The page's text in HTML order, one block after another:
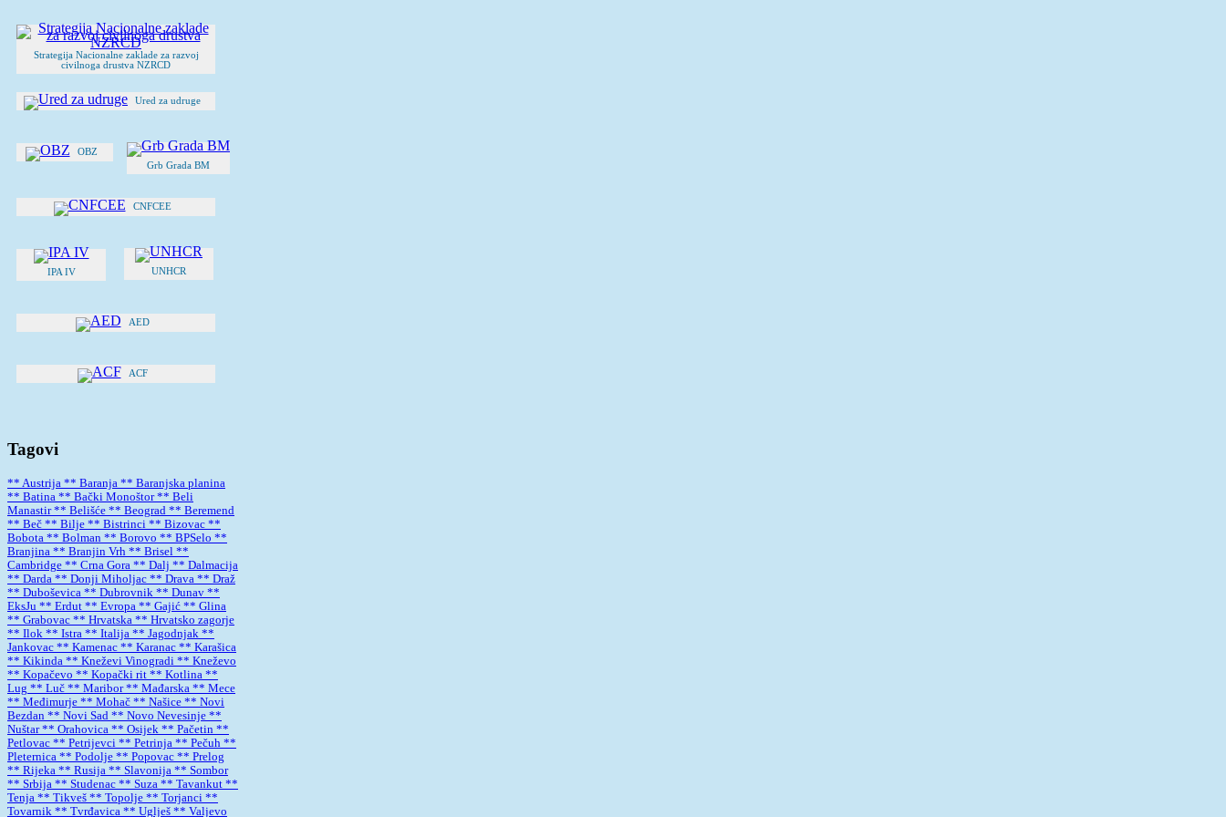
Strategija Nacionalne zaklade za razvoj
civilnoga drustva NZRCD
Ured za udruge
OBZ
Grb Grada BM
CNFCEE
IPA IV UNHCR
AED
ACF
Tagovi
** Austrija ** Baranja ** Baranjska planina
** Batina ** Bački Monoštor** Beli
Manastir** Belišće ** Beograd ** Beremend
** Beč ** Bilje ** Bistrinci ** Bizovac **
Bobota ** Bolman ** Borovo ** BPSelo **
Branjina ** Branjin Vrh ** Brisel **
Cambridge ** Crna Gora ** Dalj ** Dalmacija
** Darda ** Donji Miholjac ** Drava ** Draž
** Duboševica ** Dubrovnik ** Dunav **
EksJu ** Erdut ** Evropa ** Gajić ** Glina
** Grabovac ** Hrvatska ** Hrvatsko zagorje
** Ilok ** Istra ** Italija ** Jagodnjak **
Jankovac ** Kamenac ** Karanac ** Karašica
** Kikinda ** Kneževi Vinogradi ** Kneževo
** Kopačevo ** Kopački rit ** Kotlina **
Lug ** Luč ** Maribor** Mađarska ** Mece
** Međimurje ** Mohač ** Našice ** Novi
Bezdan ** Novi Sad ** Novo Nevesinje **
Nuštar** Orahovica ** Osijek ** Pačetin **
Petlovac ** Petrijevci ** Petrinja ** Pečuh **
Pleternica ** Podolje ** Popovac ** Prelog
** Rijeka ** Rusija ** Slavonija ** Sombor
** Srbija ** Studenac ** Suza ** Tavankut **
Tenja ** Tikveš ** Topolje ** Torjanci **
Tovarnik ** Tvrđavica ** Uglješ ** Valjevo